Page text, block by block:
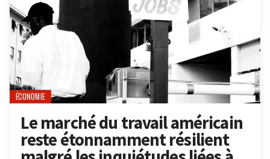
ÉCONOMIE
Le marché du travail américain
reste étonnamment résilient